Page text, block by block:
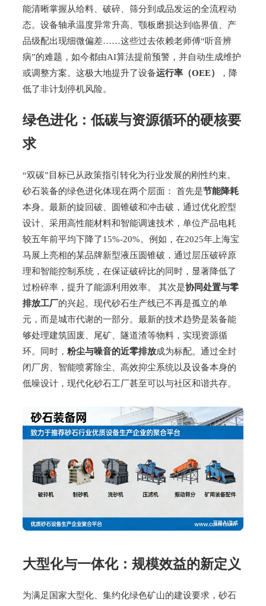
能清晰掌握从给料、破碎、筛分到成品发运的全流程动
态。设备轴承温度异常升高、颚板磨损达到临界值、产
品级配出现细微偏差……这些过去依赖老师傅“听音辨
病”的难题，如今都由AI算法提前预警，并自动生成维护
或调整方案。这极大地提升了设备运行率（OEE）
，降
低了非计划停机风险。
绿色进化：低碳与资源循环的硬核要
求
“双碳”目标已从政策指引转化为行业发展的刚性约束。
砂石装备的绿色进化体现在两个层面： 首先是节能降耗
本身。最新的旋回破、圆锥破和冲击破，通过优化腔型
设计、采用高性能材料和智能调速技术，单位产品电耗
较五年前平均下降了15%-20%。例如，在2025年上海宝
马展上亮相的某品牌新型液压圆锥破，通过层压破碎原
理和智能控制系统，在保证破碎比的同时，显著降低了
过粉碎率，提升了能源利用效率。 其次是协同处置与零
排放工厂的兴起。现代砂石生产线已不再是孤立的单
元，而是城市代谢的一部分。最新的技术趋势是装备能
够处理建筑固废、尾矿、隧道渣等物料，实现资源循
环。同时， 粉尘与噪音的近零排放成为标配。通过全封
闭厂房、智能喷雾除尘、高效抑尘系统以及设备本身的
低噪设计，现代化砂石工厂甚至可以与社区和谐共存。
大型化与一体化：规模效益的新定义
为满足国家大型化、集约化绿色矿山的建设要求，砂石